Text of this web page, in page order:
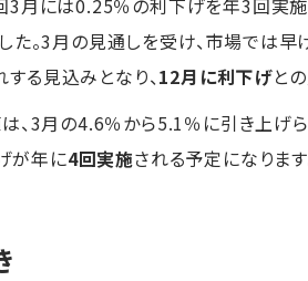
3月には0.25％の利下げを年3回実
た。3月の見通しを受け、市場では
る見込みとなり、12月に利下げと
3月の4.6％から5.1％に引き上げら
が年に4回実施される予定になります